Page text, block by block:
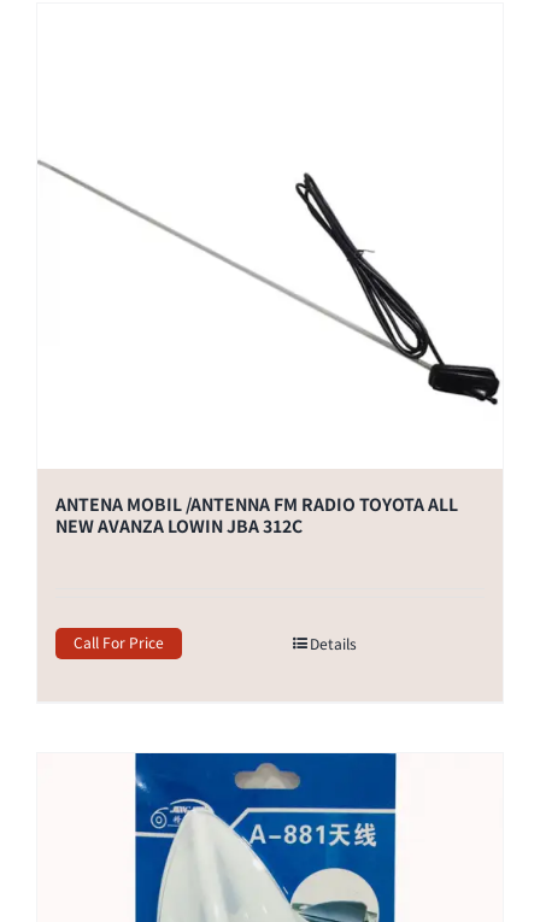
ANTENA MOBIL /ANTENNA FM RADIO TOYOTA ALL
NEW AVANZA LOWIN JBA 312C
Call For Price Details